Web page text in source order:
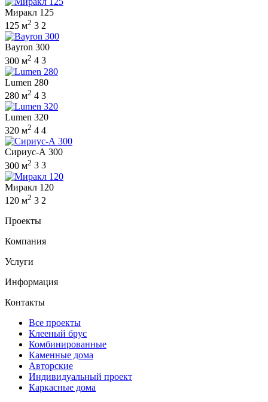
Миракл 125
125 м2 3 2
Bayron 300
300 м2 4 3
Lumen 280
280 м2 4 3
Lumen 320
320 м2 4 4
Сириус-А 300
300 м2 3 3
Миракл 120
120 м2 3 2
Проекты
Компания
Услуги
Информация
Контакты
Все проекты
Клееный брус
Комбинированные
Каменные дома
Авторские
Индивидуальный проект
Каркасные дома